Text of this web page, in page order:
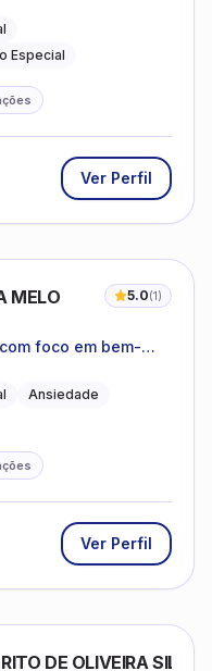
Especial
Ver Perfil
MELO 5.0(1)
foco em bem-
Ansiedade
Ver Perfil
DE OLIVEIRA SILVA